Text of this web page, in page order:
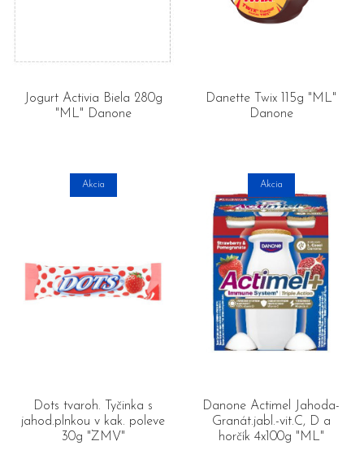
Jogurt Activia Biela 280g
"ML" Danone
Danette Twix 115g "ML"
Danone
Akcia
Dots tvaroh. Tyčinka s
jahod.plnkou v kak. poleve
30g "ZMV"
Akcia
Danone Actimel Jahoda-
Granát.jabl.-vit.C, D a
horčík 4x100g "ML"